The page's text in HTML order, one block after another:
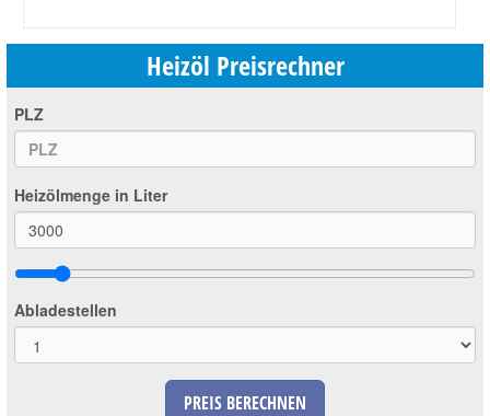
Heizöl Preisrechner
PLZ
Heizölmenge in Liter
Abladestellen
PREIS BERECHNEN